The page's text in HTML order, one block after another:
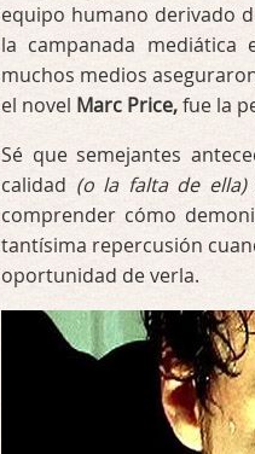
equipo humano derivado
la campanada mediática
muchos medios
el novel Marc Price,fue la
Sé que semejantes
calidad (o la falta de ella)
comprender cómo
tantísima repercusión
oportunidad de verla.